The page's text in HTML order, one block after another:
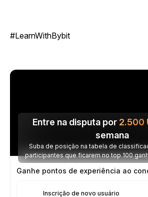
#LearnWithBybit
Entre na disputa por 2.500
semana
Suba de posição na tabela de
participantes que ficarem no top 100
prêmio de 2.500 USDT toda
Ganhe pontos de experiência ao
Inscrição de novo usuário